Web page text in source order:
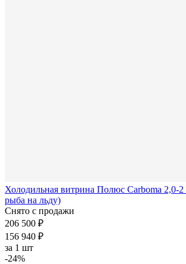
Холодильная витрина Полюс Carboma 2,0-2
рыба на льду)
Снято с продажи
206 500 ₽
156 940 ₽
за 1 шт
-24%